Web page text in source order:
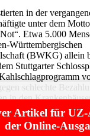
in der
unter dem
Etwa 5.000
Württembergischen
(BWKG) allein
Stuttgarter
schlechte
in den
machten die
die Missstände
Artikel für UZ-
der Online-